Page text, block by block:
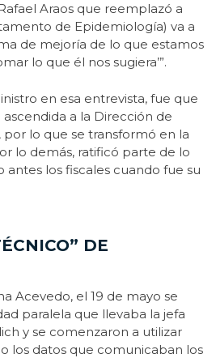
Araos que reemplazó a
de Epidemiología) va a
de mejoría de lo que estamos
lo que él nos sugiera’”.
en esa entrevista, fue que
a la Dirección de
por lo que se transformó en la
lo demás, ratificó parte de lo
los fiscales cuando fue su
DE
Acevedo, el 19 de mayo se
paralela que llevaba la jefa
y se comenzaron a utilizar
los datos que comunicaban los